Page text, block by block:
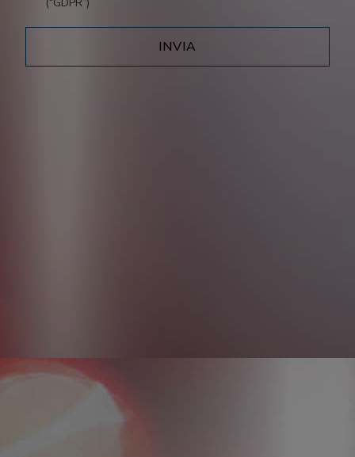
(“GDPR”)